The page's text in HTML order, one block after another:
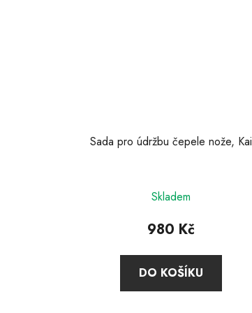
Sada pro údržbu čepele nože, Kai
Skladem
980 Kč
DO KOŠÍKU